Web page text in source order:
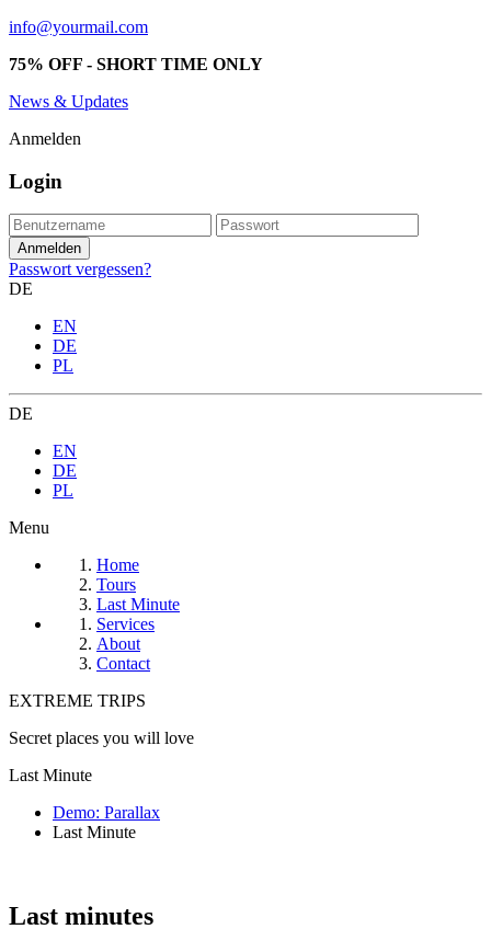
info@yourmail.com
75% OFF - SHORT TIME ONLY
News & Updates
Anmelden
Login
Passwort vergessen?
DE
EN
DE
PL
DE
EN
DE
PL
Menu
Home
Tours
Last Minute
Services
About
Contact
EXTREME TRIPS
Secret places you will love
Last Minute
Demo: Parallax
Last Minute
Last minutes